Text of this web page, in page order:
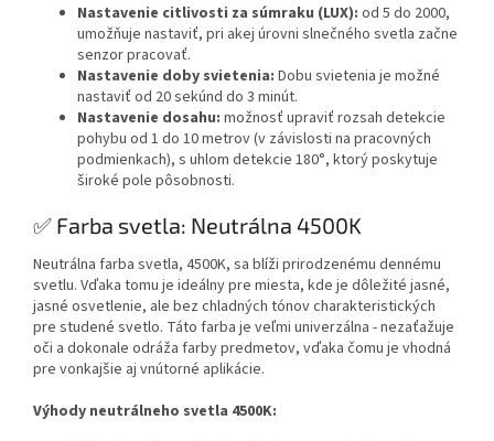
Nastavenie citlivosti za súmraku (LUX): od 5 do 2000,
umožňuje nastaviť, pri akej úrovni slnečného svetla začne
senzor pracovať.
Nastavenie doby svietenia: Dobu svietenia je možné
nastaviť od 20 sekúnd do 3 minút.
Nastavenie dosahu: možnosť upraviť rozsah detekcie
pohybu od 1 do 10 metrov (v závislosti na pracovných
podmienkach), s uhlom detekcie 180°, ktorý poskytuje
široké pole pôsobnosti.
✅ Farba svetla: Neutrálna 4500K
Neutrálna farba svetla, 4500K, sa blíži prirodzenému dennému
svetlu. Vďaka tomu je ideálny pre miesta, kde je dôležité jasné,
jasné osvetlenie, ale bez chladných tónov charakteristických
pre studené svetlo. Táto farba je veľmi univerzálna - nezaťažuje
oči a dokonale odráža farby predmetov, vďaka čomu je vhodná
pre vonkajšie aj vnútorné aplikácie.
Výhody neutrálneho svetla 4500K: